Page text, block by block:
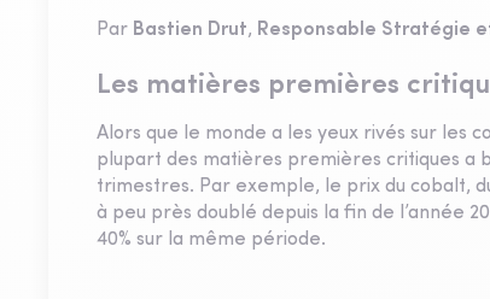
Par Bastien Drut, Responsable Stratégie
Les matières premières
Alors que le monde a les yeux rivés sur les
plupart des matières premières critiques a
trimestres. Par exemple, le prix du cobalt,
à peu près doublé depuis la fin de l’année
40% sur la même période.